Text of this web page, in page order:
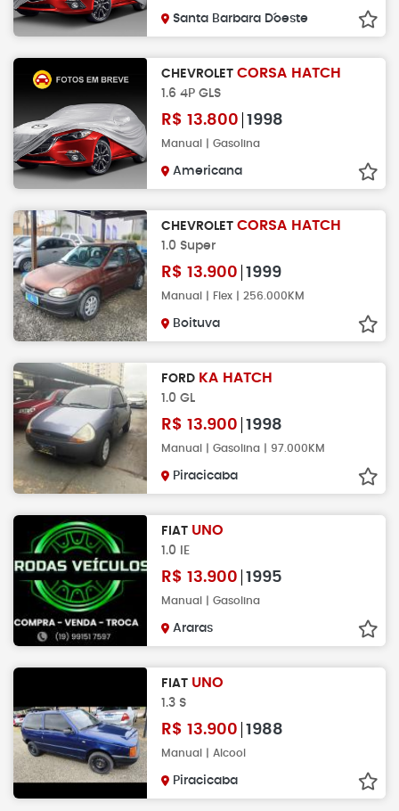
Santa Barbara D´oeste
CHEVROLET CORSA HATCH
1.6 4P GLS
R$ 13.800 1998
Manual | Gasolina
Americana
CHEVROLET CORSA HATCH
1.0 Super
R$ 13.900 1999
Manual | Flex | 256.000KM
Boituva
FORD KA HATCH
1.0 GL
R$ 13.900 1998
Manual | Gasolina | 97.000KM
Piracicaba
FIAT UNO
1.0 IE
R$ 13.900 1995
Manual | Gasolina
Araras
FIAT UNO
1.3 S
R$ 13.900 1988
Manual | Alcool
Piracicaba